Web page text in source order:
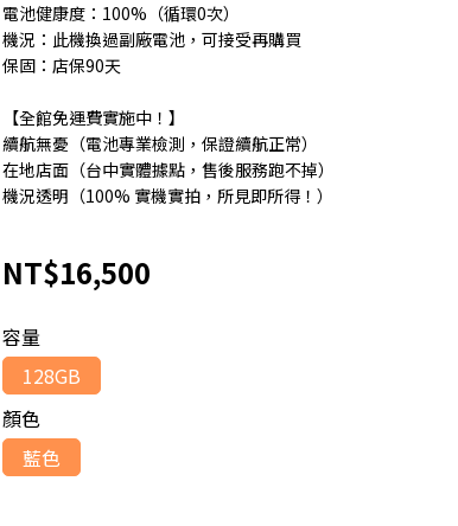
電池健康度：100%（循環0次）
機況：此機換過副廠電池，可接受再購買
保固：店保90天
【全館免運費實施中！】
續航無憂（電池專業檢測，保證續航正常）
在地店面（台中實體據點，售後服務跑不掉）
機況透明（100% 實機實拍，所見即所得！）
NT$16,500
容量
128GB
顏色
藍色